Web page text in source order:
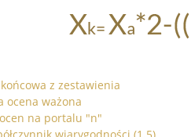
z zestawienia
ocena ważona
na portalu "n"